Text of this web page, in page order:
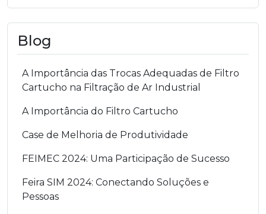
Blog
A Importância das Trocas Adequadas de Filtro
Cartucho na Filtração de Ar Industrial
A Importância do Filtro Cartucho
Case de Melhoria de Produtividade
FEIMEC 2024: Uma Participação de Sucesso
Feira SIM 2024: Conectando Soluções e
Pessoas